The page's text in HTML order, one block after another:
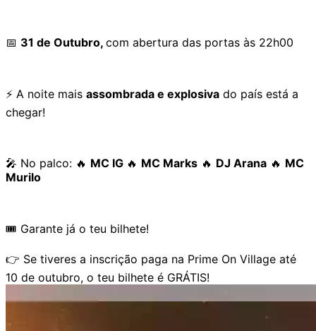
📅 31 de Outubro, com abertura das portas às 22h00
⚡️ A noite mais assombrada e explosiva do país está a
chegar!
🎤 No palco: 🔥 MC IG 🔥 MC Marks 🔥 DJ Arana 🔥 MC
Murilo
🎟️ Garante já o teu bilhete!
👉 Se tiveres a inscrição paga na Prime On Village até
10 de outubro, o teu bilhete é GRÁTIS!